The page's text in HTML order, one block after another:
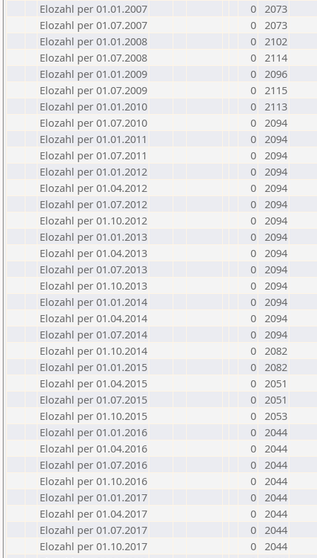
Elozahl per 01.01.2007
0 2073
Elozahl per 01.07.2007
0 2073
Elozahl per 01.01.2008
0 2102
Elozahl per 01.07.2008
0 2114
Elozahl per 01.01.2009
0 2096
Elozahl per 01.07.2009
0 2115
Elozahl per 01.01.2010
0 2113
Elozahl per 01.07.2010
0 2094
Elozahl per 01.01.2011
0 2094
Elozahl per 01.07.2011
0 2094
Elozahl per 01.01.2012
0 2094
Elozahl per 01.04.2012
0 2094
Elozahl per 01.07.2012
0 2094
Elozahl per 01.10.2012
0 2094
Elozahl per 01.01.2013
0 2094
Elozahl per 01.04.2013
0 2094
Elozahl per 01.07.2013
0 2094
Elozahl per 01.10.2013
0 2094
Elozahl per 01.01.2014
0 2094
Elozahl per 01.04.2014
0 2094
Elozahl per 01.07.2014
0 2094
Elozahl per 01.10.2014
0 2082
Elozahl per 01.01.2015
0 2082
Elozahl per 01.04.2015
0 2051
Elozahl per 01.07.2015
0 2051
Elozahl per 01.10.2015
0 2053
Elozahl per 01.01.2016
0 2044
Elozahl per 01.04.2016
0 2044
Elozahl per 01.07.2016
0 2044
Elozahl per 01.10.2016
0 2044
Elozahl per 01.01.2017
0 2044
Elozahl per 01.04.2017
0 2044
Elozahl per 01.07.2017
0 2044
Elozahl per 01.10.2017
0 2044